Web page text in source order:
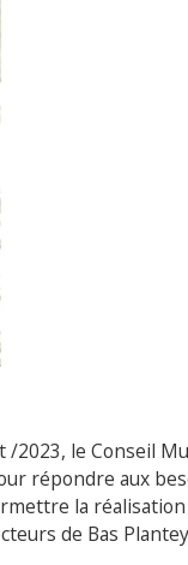
2023, le Conseil
répondre aux
la
de Bas